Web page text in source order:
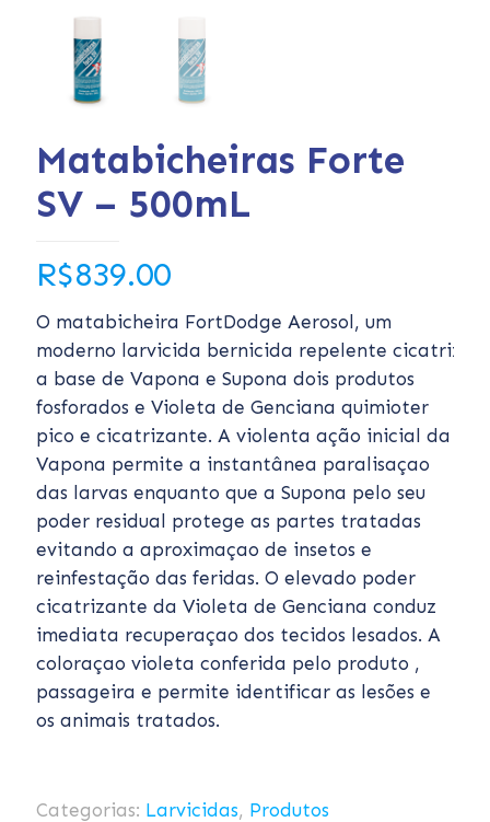
Matabicheiras Forte
SV – 500mL
R$839.00
O matabicheira FortDodge Aerosol‚ um
moderno larvicida bernicida repelente
a base de Vapona e Supona dois produtos
fosforados e Violeta de Genciana quimioter
pico e cicatrizante. A violenta ação inicial da
Vapona permite a instantânea paralisaçao
das larvas enquanto que a Supona pelo seu
poder residual protege as partes tratadas
evitando a aproximaçao de insetos e
reinfestação das feridas. O elevado poder
cicatrizante da Violeta de Genciana conduz
imediata recuperaçao dos tecidos lesados. A
coloraçao violeta conferida pelo produto ‚
passageira e permite identificar as lesões e
os animais tratados.
Categorias: Larvicidas, Produtos